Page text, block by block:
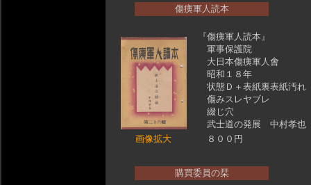
傷痍軍人読本
画像拡大
『傷痍軍人読本』
軍事保護院
大日本傷痍軍人會
昭和１８年
状態Ｄ＋表紙裏表紙汚れ
傷みスレヤブレ
綴じ穴
武士道の発展 中村孝也
８００円
購買委員の栞